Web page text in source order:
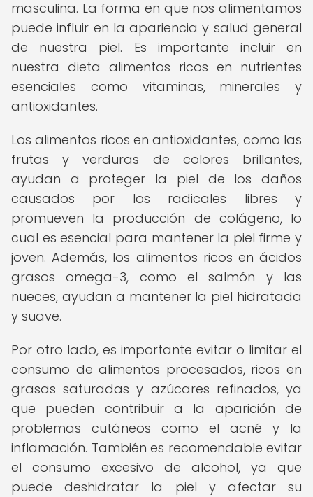
masculina. La forma en que nos alimentamos
puede influir en la apariencia y salud general
de nuestra piel. Es importante incluir en
nuestra dieta alimentos ricos en nutrientes
esenciales como vitaminas, minerales y
antioxidantes.
Los alimentos ricos en antioxidantes, como las
frutas y verduras de colores brillantes,
ayudan a proteger la piel de los daños
causados por los radicales libres y
promueven la producción de colágeno, lo
cual es esencial para mantener la piel firme y
joven. Además, los alimentos ricos en ácidos
grasos omega-3, como el salmón y las
nueces, ayudan a mantener la piel hidratada
y suave.
Por otro lado, es importante evitar o limitar el
consumo de alimentos procesados, ricos en
grasas saturadas y azúcares refinados, ya
que pueden contribuir a la aparición de
problemas cutáneos como el acné y la
inflamación. También es recomendable evitar
el consumo excesivo de alcohol, ya que
puede deshidratar la piel y afectar su